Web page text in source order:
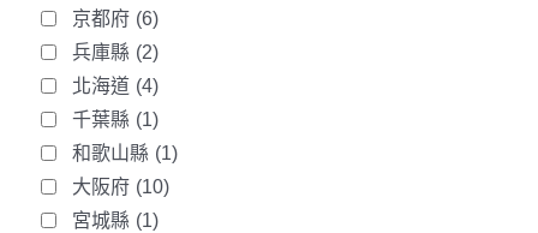
断した場合
その他，当社が利用登録を相当でな
京都府 (6)
兵庫縣 (2)
北海道 (4)
千葉縣 (1)
和歌山縣 (1)
大阪府 (10)
宮城縣 (1)